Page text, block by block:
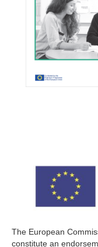
The European
constitute an